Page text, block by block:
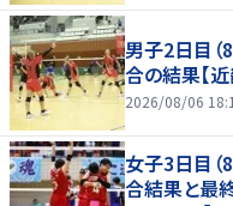
男子2日目（
合の結果【
2026/08/06
女子3日目（
合結果と最